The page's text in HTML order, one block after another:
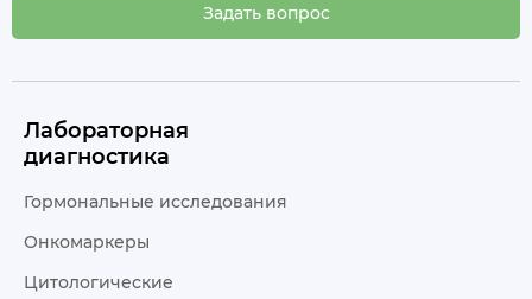
Задать вопрос
Лабораторная
диагностика
Гормональные исследования
Онкомаркеры
Цитологические